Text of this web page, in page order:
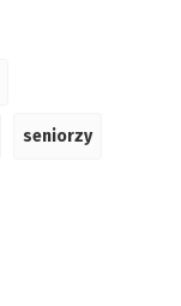
seniorzy